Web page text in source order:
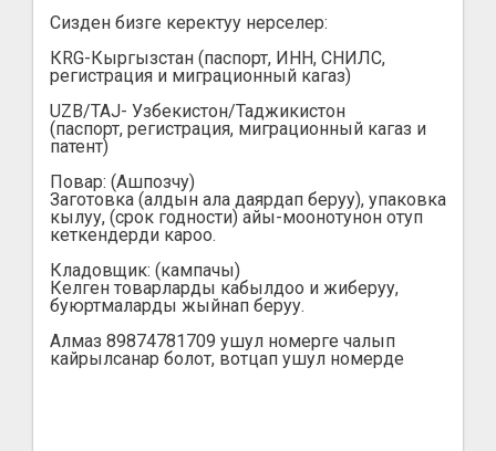
Сизден бизге керектуу нерселер:
КRG-Кыргызстан (паспорт, ИНН, СНИЛС,
регистрация и миграционный кагаз)
UZB/TAJ- Узбекистон/Таджикистон
(паспорт, регистрация, миграционный кагаз и
патент)
Повар: (Ашпозчу)
Заготовка (алдын ала даярдап беруу), упаковка
кылуу, (срок годности) айы-моонотунон отуп
кеткендерди кароо.
Кладовщик: (кампачы)
Келген товарларды кабылдоо и жиберуу,
буюртмаларды жыйнап беруу.
Алмаз 89874781709 ушул номерге чалып
кайрылсанар болот, вотцап ушул номерде